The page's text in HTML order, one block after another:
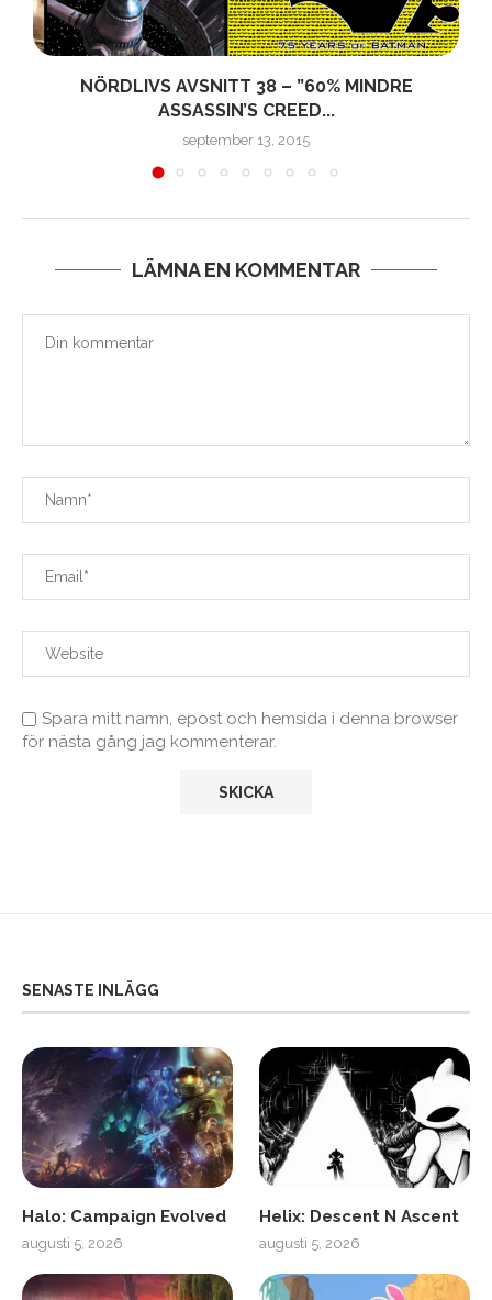
NÖRDLIVS AVSNITT 38 – ”60% MINDRE
ASSASSIN’S CREED...
september 13, 2015
LÄMNA EN KOMMENTAR
Spara mitt namn, epost och hemsida i denna browser
för nästa gång jag kommenterar.
SENASTE INLÄGG
Halo: Campaign Evolved
augusti 5, 2026
Helix: Descent N Ascent
augusti 5, 2026